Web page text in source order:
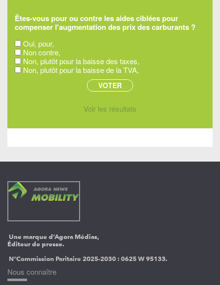
Êtes-vous pour ou contre les aides ciblées pour
compenser l'augmentation des prix des carburants ?
Oui, pour,
Non contre,
Non, plutôt pour la baisse des taxes,
Non, plutôt pour la baisse de la TVA,
Voir les résultats
Une marque d’Agora Médias,
Éditeur de presse.
N°Commission Paritaire 2025-2030 :0625 W 95133.
Nous connaître